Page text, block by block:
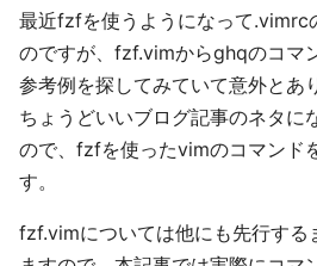
最近fzfを使うようになって.vimrc
のですが、fzf.vimからghqのコマ
参考例を探してみていて意外とあ
ちょうどいいブログ記事のネタに
ので、fzfを使ったvimのコマンド
す。
fzf.vimについては他にも先行する